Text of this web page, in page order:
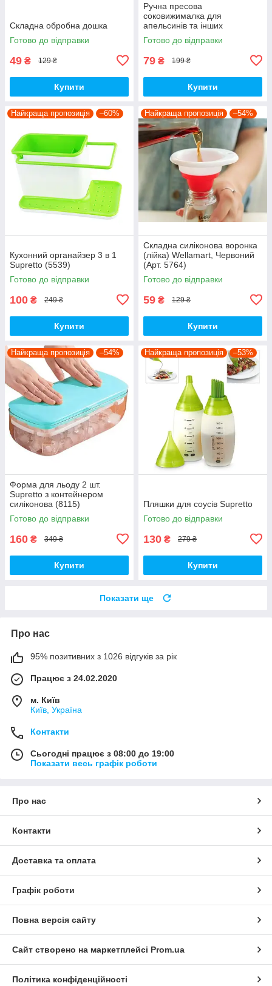
Складна обробна дошка
Готово до відправки
49 ₴ 129 ₴
Купити
Ручна пресова
соковижималка для
апельсинів та інших
цитрусових з контейнером
для соку
Готово до відправки
79 ₴ 199 ₴
Купити
Найкраща пропозиція –60%
Кухонний органайзер 3 в 1
Supretto (5539)
Готово до відправки
100 ₴ 249 ₴
Купити
Найкраща пропозиція –54%
Складна силіконова воронка
(лійка) Wellamart, Червоний
(Арт. 5764)
Готово до відправки
59 ₴ 129 ₴
Купити
Найкраща пропозиція –54%
Форма для льоду 2 шт.
Supretto з контейнером
силіконова (8115)
Готово до відправки
160 ₴ 349 ₴
Купити
Найкраща пропозиція –53%
Пляшки для соусів Supretto
Готово до відправки
130 ₴ 279 ₴
Купити
Показати ще
Про нас
95% позитивних з 1026 відгуків за рік
Працює з 24.02.2020
м. Київ
Київ, Україна
Контакти
Сьогодні працює з 08:00 до 19:00
Показати весь графік роботи
Про нас
Контакти
Доставка та оплата
Графік роботи
Повна версія сайту
Сайт створено на маркетплейсі Prom.ua
Політика конфіденційності